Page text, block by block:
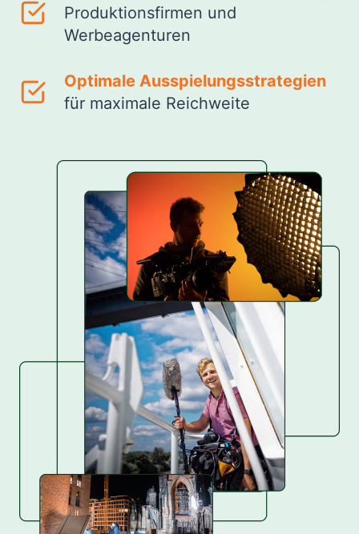
Produktionsfirmen und
Werbeagenturen
Optimale Ausspielungsstrategien
für maximale Reichweite